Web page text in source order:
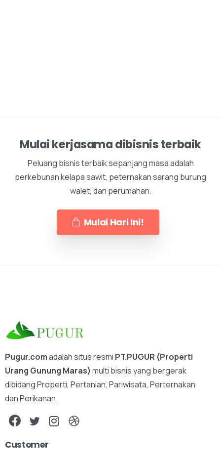
Mulai kerjasama dibisnis terbaik
Peluang bisnis terbaik sepanjang masa adalah
perkebunan kelapa sawit, peternakan sarang burung
walet, dan perumahan.
Mulai Hari Ini!
Pugur.comadalah situs resmi PT.PUGUR (Properti
Urang Gunung Maras) multi bisnis yang bergerak
dibidang Properti, Pertanian, Pariwisata, Perternakan
dan Perikanan.
Customer